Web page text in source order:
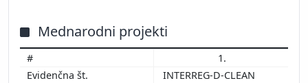
Mednarodni projekti
1.
INTERREG-D-CLEAN